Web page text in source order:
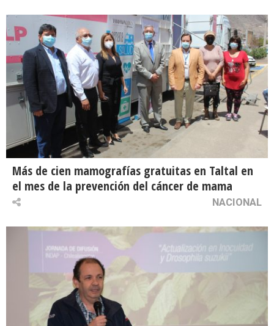
Más de cien mamografías gratuitas en Taltal en
el mes de la prevención del cáncer de mama
NACIONAL